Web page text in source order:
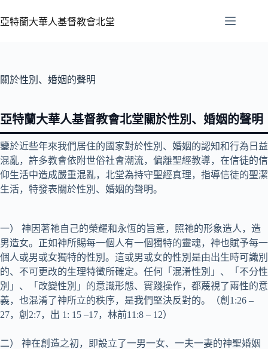
亞特蘭大華人基督教會北堂
關於性別、婚姻的聲明
亞特蘭大華人基督教會北堂關於性別、婚姻的聲明
鑒於近些年來我們居住的國家對於性別、婚姻的認知和行為日益
混亂，許多教會依附世俗社會潮流，偏離聖經教導，在信徒的信
仰生活中造成嚴重混亂，北堂為持守聖經真理，指導信徒的聖潔
生活，特發表關於性別、婚姻的聲明。
一） 神因著祂自己的榮耀和永恆的旨意，照祂的形象造人，造
男造女。正如神所賜每一個人有一個獨特的靈魂，神也賦予每一
個人或男或女獨特的性別。這或男或女的性別是由出生時可識別
的、不可更改的生理特徵所確定。任何「混淆性別」、「不分性
別」、「改變性別」的意識形態、實踐操作，都蔑視了兩性的意
義，也混淆了神所立的秩序，是我們堅決反對的。（創1:26 –
27，創2:7，出 1: 15 –17，林前11:8 – 12）
二） 神在創造之初，即設立了一男一女、一夫一妻的神聖婚姻